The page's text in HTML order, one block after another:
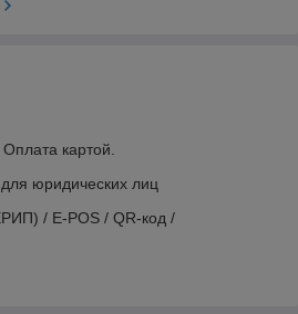
картой.
юридических лиц
/ E-POS / QR-код /